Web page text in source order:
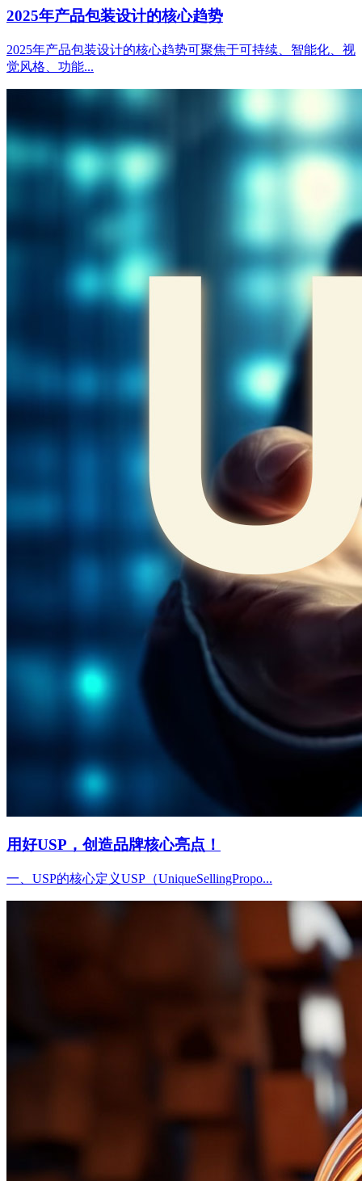
2025年产品包装设计的核心趋势
2025年产品包装设计的核心趋势可聚焦于可持续、智能化、视
觉风格、功能...
用好USP，创造品牌核心亮点！
一、USP的核心定义USP（UniqueSellingPropo...